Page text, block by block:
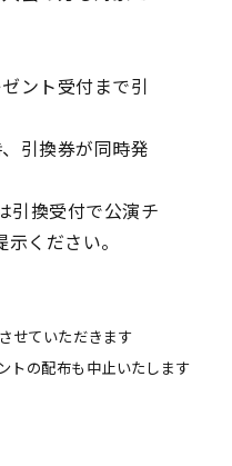
ント受付まで引
引換券が同時発
引換受付で公演チ
ください。
せていただきます
トの配布も中止いたします